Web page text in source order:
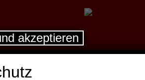
akzeptieren